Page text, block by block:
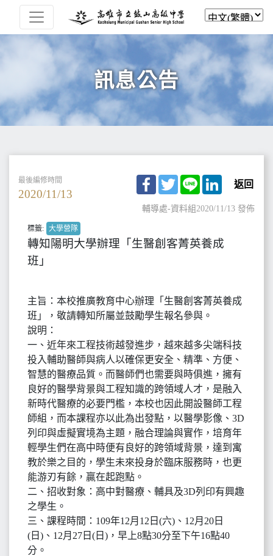
訊息公告
最後編修時間
2020/11/13
Facebook
TwitterLine LinkedIn
返回
輔導處-資料組2020/11/13 發佈
標籤: 大學營隊
轉知陽明大學辦理「生醫創客菁英養成
班」
主旨：本校推廣教育中心辦理「生醫創客菁英養成
班」，敬請轉知所屬並鼓勵學生報名參與。
說明：
一、近年來工程技術越發進步，越來越多尖端科技
投入輔助醫師與病人以確保更安全、精準、方便、
智慧的醫療品質。而醫師們也需要與時俱進，擁有
良好的醫學背景與工程知識的跨領域人才，是融入
新時代醫療的必要門檻，本校也因此開設醫師工程
師組，而本課程亦以此為出發點，以醫學影像、3D
列印與虛擬實境為主題，融合理論與實作，培育年
輕學生們在高中時便有良好的跨領域背景，達到寓
教於樂之目的，學生未來投身於臨床服務時，也更
能游刃有餘，贏在起跑點。
二、招收對象：高中對醫療、輔具及3D列印有興趣
之學生。
三、課程時間：109年12月12日(六)、12月20日
(日)、12月27日(日)，早上8點30分至下午16點40
分。